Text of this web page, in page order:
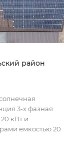
район
3-х фазная
кВт и
емкостью 20